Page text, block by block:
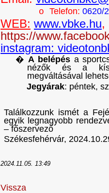
o Telefon: 0620/
WEB: www.vbke.hu,
https://
instagram:
� A belépés a
nézők és a
megváltásával
Jegyárak: péntek,
Találkozzunk ismét a
egyik legnagyobb
– főszervező
Székesfehérvár,
2024.11.05. 13:49
Vissza